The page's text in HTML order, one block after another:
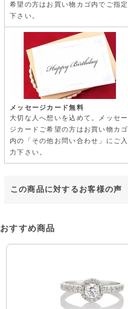
希望の方はお買い物カゴ内でご指定
下さい。
メッセージカード無料
大切な人へ想いを込めて。メッセー
ジカードご希望の方はお買い物カゴ
内の「その他お問い合わせ」にご入
力下さい。
この商品に対するお客様の声
おすすめ商品